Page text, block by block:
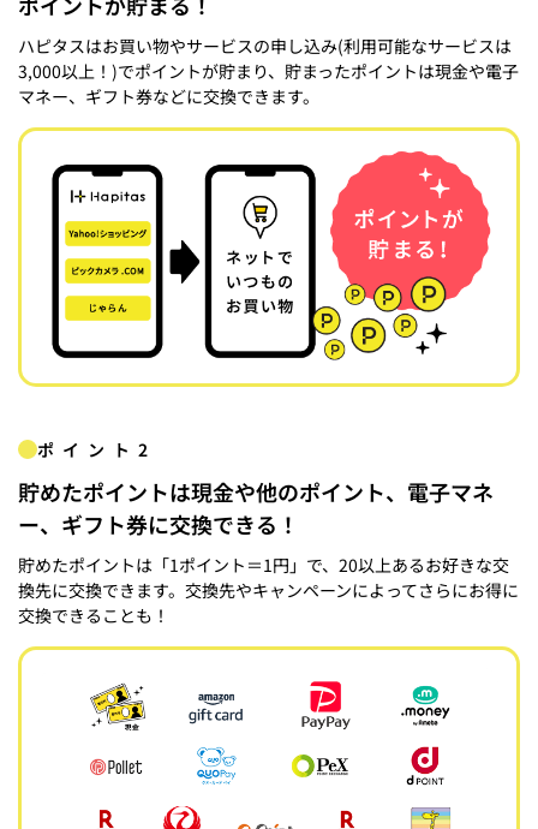
ハピタスはお買い物やサービスの申し込み(利用可能なサービスは
3,000以上！)でポイントが貯まり、貯まったポイントは現金や電子
マネー、ギフト券などに交換できます。
ポイント2
貯めたポイントは現金や他のポイント、電子マネ
ー、ギフト券に交換できる！
貯めたポイントは「1ポイント＝1円」で、20以上あるお好きな交
換先に交換できます。交換先やキャンペーンによってさらにお得に
交換できることも！